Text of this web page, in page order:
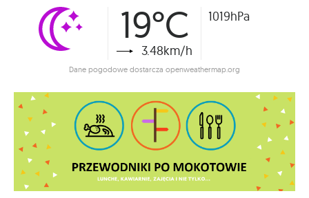
19°C
3.48km/h
1019hPa
Dane pogodowe dostarcza openweathermap.org